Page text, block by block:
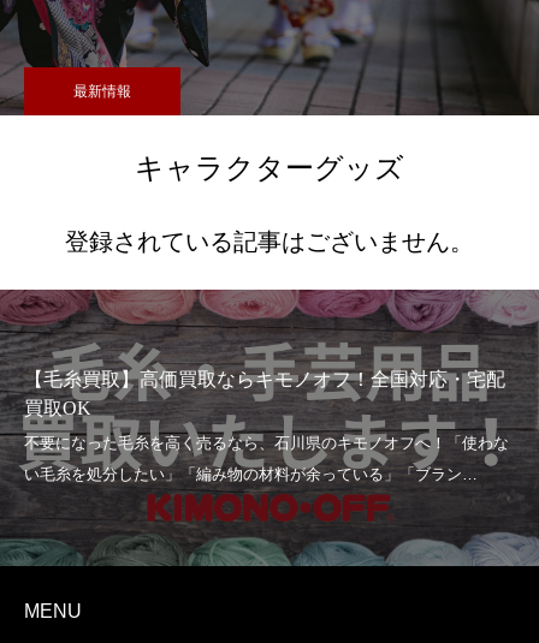
最新情報
キャラクターグッズ
登録されている記事はございません。
【毛糸買取】高価買取ならキモノオフ！全国対応・宅配
買取OK
MENU